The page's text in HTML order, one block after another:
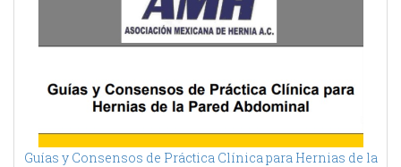
Guías y Consensos de Práctica Clínica para Hernias de la